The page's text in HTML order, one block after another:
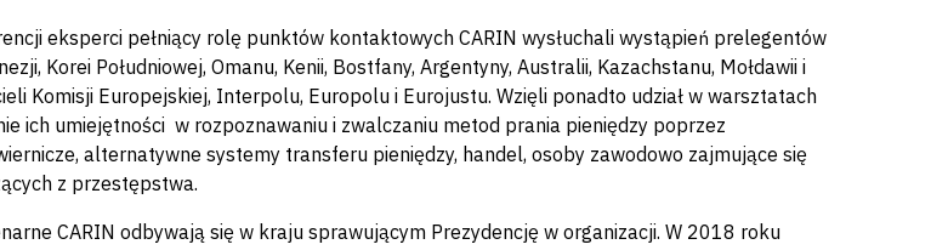
eksperci pełniący rolę punktów kontaktowych CARIN wysłuchali wystąpień prelegentów
Korei Południowej, Omanu, Kenii, Bostfany, Argentyny, Australii, Kazachstanu, Mołdawii i
Komisji Europejskiej, Interpolu, Europolu i Eurojustu. Wzięli ponadto udział w warsztatach
ich umiejętności w rozpoznawaniu i zwalczaniu metod prania pieniędzy poprzez
alternatywne systemy transferu pieniędzy, handel, osoby zawodowo zajmujące się
z przestępstwa.
CARIN odbywają się w kraju sprawującym Prezydencję w organizacji. W 2018 roku